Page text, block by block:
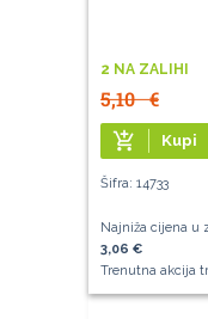
2 NA ZALIHI
5,10€
add_shopping_cart Kupi
Šifra: 14733
Najniža cijena u
3,06 €
Trenutna akcija